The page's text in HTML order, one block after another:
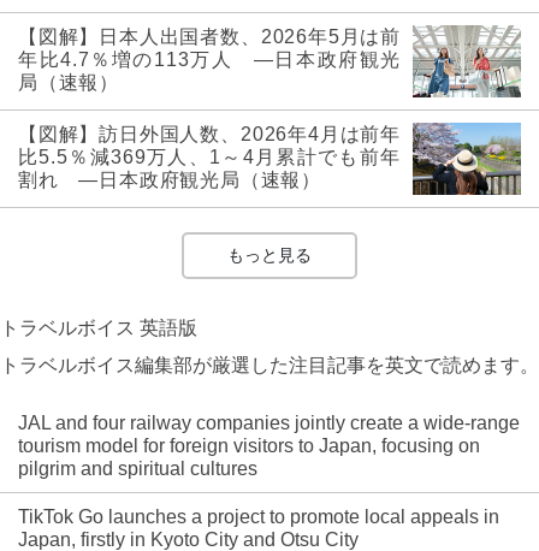
【図解】日本人出国者数、2026年5月は前
年比4.7％増の113万人 ―日本政府観光
局（速報）
【図解】訪日外国人数、2026年4月は前年
比5.5％減369万人、1～4月累計でも前年
割れ ―日本政府観光局（速報）
もっと見る
トラベルボイス 英語版
トラベルボイス編集部が厳選した注目記事を英文で読めます。
JAL and four railway companies jointly create a wide-range
tourism model for foreign visitors to Japan, focusing on
pilgrim and spiritual cultures
TikTok Go launches a project to promote local appeals in
Japan, firstly in Kyoto City and Otsu City